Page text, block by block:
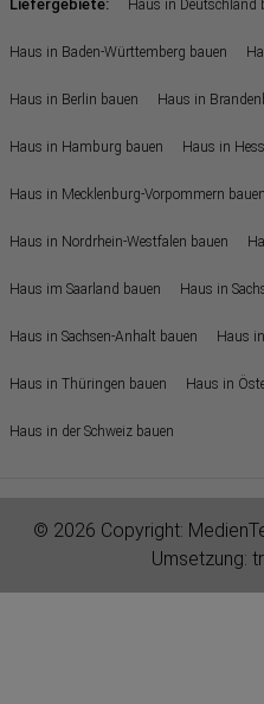
Liefergebiete: Haus in Deutschland
Haus in Baden-Württemberg bauen
Haus in Berlin bauen Haus in
Haus in Hamburg bauen Haus in
Haus in Mecklenburg-Vorpommern bauen
Haus in Nordrhein-Westfalen bauen
Haus im Saarland bauen Haus in
Haus in Sachsen-Anhalt bauen Haus
Haus in Thüringen bauen Haus in
Haus in der Schweiz bauen
© 2026 Copyright:
Umsetzung: